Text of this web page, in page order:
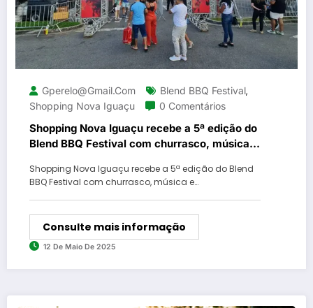
Gperelo@gmail.com Blend BBQ Festival,
Shopping Nova Iguaçu
0 Comentários
Shopping Nova Iguaçu recebe a 5ª edição do
Blend BBQ Festival com churrasco, música e
Shopping Nova Iguaçu recebe a 5ª edição do Blend
BBQ Festival com churrasco, música e…
Consulte mais informação
12 De Maio De 2025